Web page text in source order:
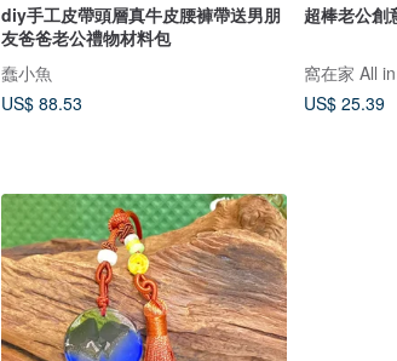
diy手工皮帶頭層真牛皮腰褲帶送男朋
友爸爸老公禮物材料包
蠢小魚
US$ 88.53
超棒老公創
窩在家 All
US$ 25.39